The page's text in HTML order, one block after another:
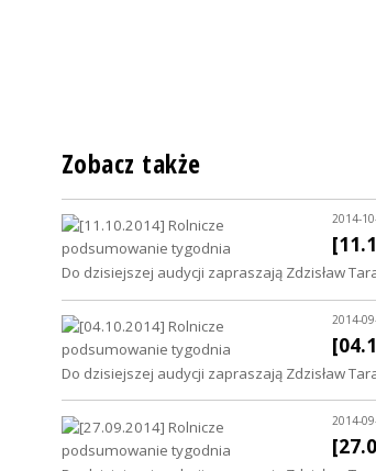
Zobacz także
2014-
Do dzisiejszej audycji zapraszają Zdzisław
2014-
Do dzisiejszej audycji zapraszają Zdzisław
2014-